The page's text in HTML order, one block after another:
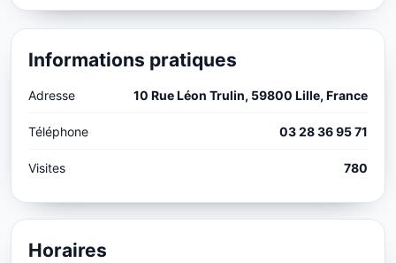
Informations pratiques
Adresse 10 Rue Léon Trulin, 59800 Lille, France
Téléphone 03 28 36 95 71
Visites 780
Horaires